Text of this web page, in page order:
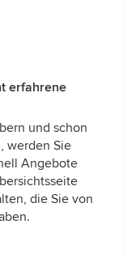
erfahrene
und schon
werden Sie
Angebote
die Sie von